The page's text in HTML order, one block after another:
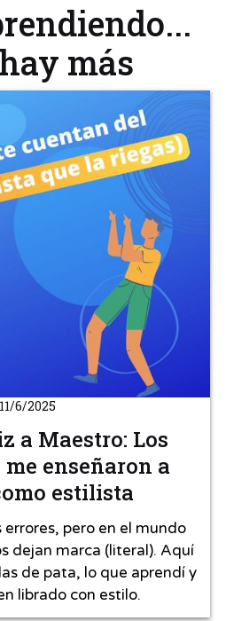
más
11/6/2025
a Maestro: Los
enseñaron a
estilista
pero en el mundo
dejan marca (literal). Aquí
de pata, lo que aprendí y
librado con estilo.